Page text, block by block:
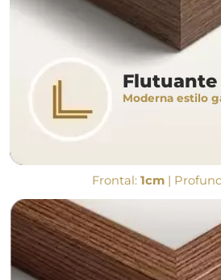
Flutuante
Moderna estilo
Frontal: 1cm |